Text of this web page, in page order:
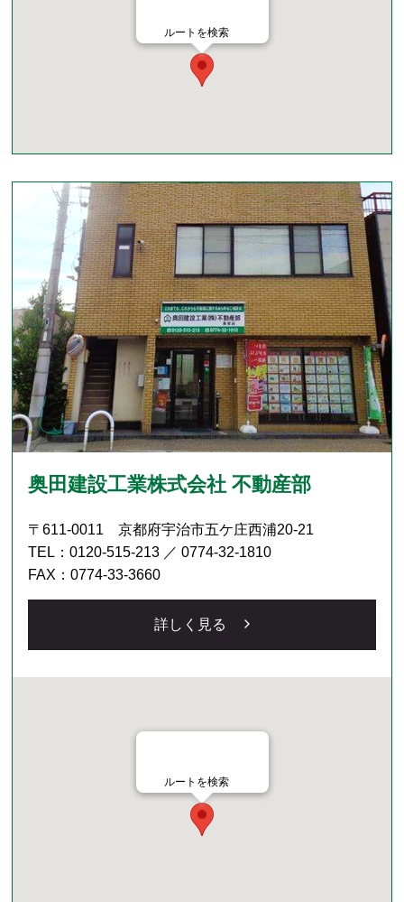
ルートを検索
奥田建設工業株式会社 不動産部
〒611-0011 京都府宇治市五ケ庄西浦20-21
TEL：0120-515-213 ／ 0774-32-1810
FAX：0774-33-3660
詳しく見る
ルートを検索